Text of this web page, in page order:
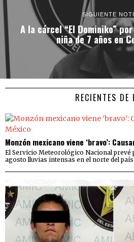
SIGUIENTE
A la cárcel “El Dominiko”
niña de 7 años en
RECIENTES DE
Monzón mexicano viene ‘bravo’:
El Servicio Meteorológico Nacional prevé
agosto lluvias intensas en el norte del